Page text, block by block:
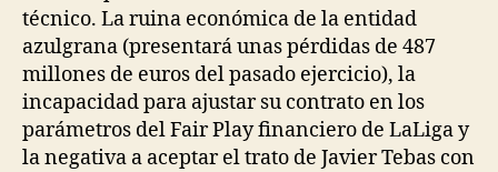
técnico. La ruina económica de la entidad
azulgrana (presentará unas pérdidas de 487
millones de euros del pasado ejercicio), la
incapacidad para ajustar su contrato en los
parámetros del Fair Play financiero de LaLiga y
la negativa a aceptar el trato de Javier Tebas con